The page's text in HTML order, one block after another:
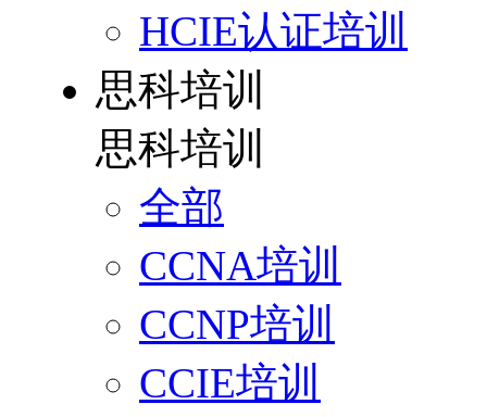
HCIE认证培训
思科培训
思科培训
全部
CCNA培训
CCNP培训
CCIE培训